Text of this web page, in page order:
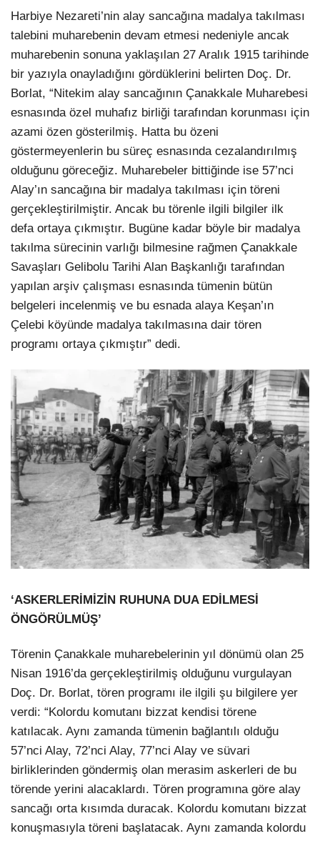
Harbiye Nezareti’nin alay sancağına madalya takılması
talebini muharebenin devam etmesi nedeniyle ancak
muharebenin sonuna yaklaşılan 27 Aralık 1915 tarihinde
bir yazıyla onayladığını gördüklerini belirten Doç. Dr.
Borlat, “Nitekim alay sancağının Çanakkale Muharebesi
esnasında özel muhafız birliği tarafından korunması için
azami özen gösterilmiş. Hatta bu özeni
göstermeyenlerin bu süreç esnasında cezalandırılmış
olduğunu göreceğiz. Muharebeler bittiğinde ise 57’nci
Alay’ın sancağına bir madalya takılması için töreni
gerçekleştirilmiştir. Ancak bu törenle ilgili bilgiler ilk
defa ortaya çıkmıştır. Bugüne kadar böyle bir madalya
takılma sürecinin varlığı bilmesine rağmen Çanakkale
Savaşları Gelibolu Tarihi Alan Başkanlığı tarafından
yapılan arşiv çalışması esnasında tümenin bütün
belgeleri incelenmiş ve bu esnada alaya Keşan’ın
Çelebi köyünde madalya takılmasına dair tören
programı ortaya çıkmıştır” dedi.
‘ASKERLERİMİZİN RUHUNA DUA EDİLMESİ
ÖNGÖRÜLMÜŞ’
Törenin Çanakkale muharebelerinin yıl dönümü olan 25
Nisan 1916’da gerçekleştirilmiş olduğunu vurgulayan
Doç. Dr. Borlat, tören programı ile ilgili şu bilgilere yer
verdi: “Kolordu komutanı bizzat kendisi törene
katılacak. Aynı zamanda tümenin bağlantılı olduğu
57’nci Alay, 72’nci Alay, 77’nci Alay ve süvari
birliklerinden göndermiş olan merasim askerleri de bu
törende yerini alacaklardı. Tören programına göre alay
sancağı orta kısımda duracak. Kolordu komutanı bizzat
konuşmasıyla töreni başlatacak. Aynı zamanda kolordu